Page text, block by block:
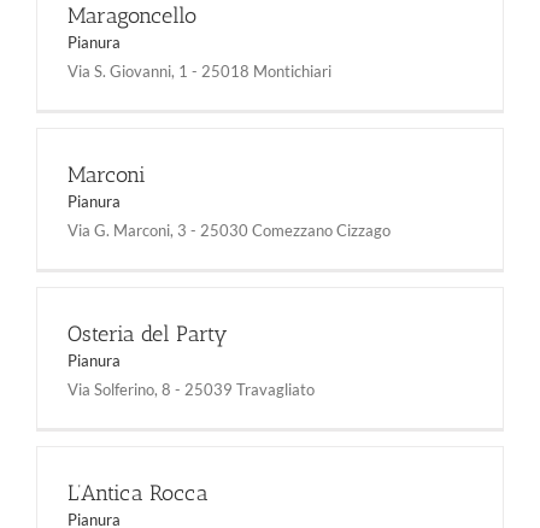
Maragoncello
Pianura
Via S. Giovanni, 1 - 25018 Montichiari
Marconi
Pianura
Via G. Marconi, 3 - 25030 Comezzano Cizzago
Osteria del Party
Pianura
Via Solferino, 8 - 25039 Travagliato
L’Antica Rocca
Pianura